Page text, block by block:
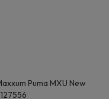
Puma MXU New